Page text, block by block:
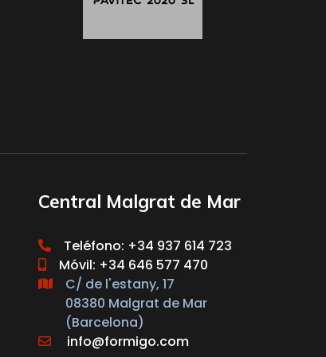
Central Malgrat de Mar
Teléfono: +34 937 614 723
Móvil: +34 646 577 470
C/ de l'estany, 17
08380 Malgrat de Mar
(Barcelona)
info@formigo.com